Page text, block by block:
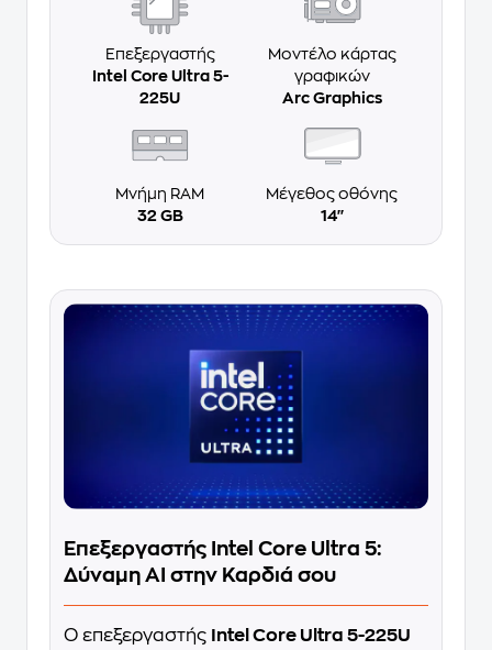
Επεξεργαστής
Intel Core Ultra 5-
225U
Μοντέλο κάρτας
γραφικών
Arc Graphics
Μνήμη RAM
32 GB
Μέγεθος οθόνης
14''
Επεξεργαστής Intel Core Ultra 5:
Δύναμη AI στην Καρδιά σου
Ο επεξεργαστής
Intel Core Ultra 5-225U